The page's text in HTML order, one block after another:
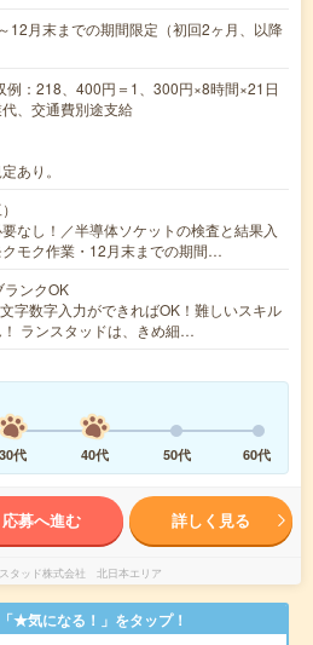
12月末までの期間限定（初回2ヶ月、以降
例：218、400円＝1、300円×8時間×21日
、交通費別途支給
あり。
なし！／半導体ソケットの検査と結果入
モク作業・12月末までの期間…
ランクOK
字数字入力ができればOK！難しいスキル
ランスタッドは、きめ細…
30代 40代 50代 60代
応募へ進む 詳しく見る
タッド株式会社 北日本エリア
★気になる！」をタップ！